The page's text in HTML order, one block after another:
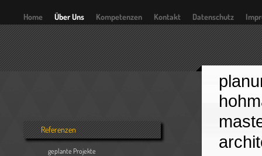
Home Über Uns Kompetenzen Kontakt Datenschutz
Referenzen
geplante Projekte